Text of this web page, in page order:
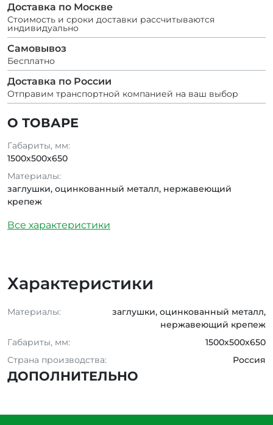
О ТОВАРЕ
Габариты, мм:
1500х500х650
Материалы:
заглушки, оцинкованный металл, нержавеющий
крепеж
Все характеристики
Доставка по Москве
Стоимость и сроки доставки рассчитываются
индивидуально
Самовывоз
Бесплатно
Доставка по России
Отправим транспортной компанией на ваш выбор
Характеристики
Материалы:
заглушки, оцинкованный металл,
нержавеющий крепеж
Габариты, мм:
1500х500х650
Страна производства:
Россия
ДОПОЛНИТЕЛЬНО